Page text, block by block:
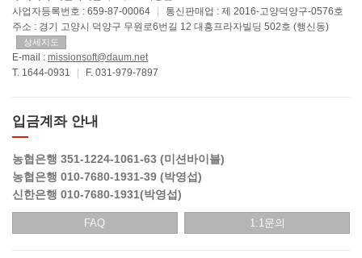
사업자등록번호 : 659-87-00064
|
통신판매업 : 제 2016-고양덕양구-0576호
주소 : 경기 고양시 덕양구 무원로6번길 12 대흥프라자빌딩 502호 (행신동)
상세지도
E-mail : missionsoft@daum.net
T. 1644-0931
| F. 031-979-7897
입금계좌 안내
농협은행 351-1224-1061-63 (미션바이블)
농협은행 010-7680-1931-39 (박영섭)
신한은행 010-7680-1931(박영섭)
FAQ 1:1문의